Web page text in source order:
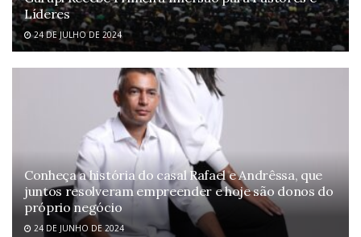
Líderes
24 DE JULHO DE 2024
Conheça a história do casal Rafael e Andrêssa, que
juntos resolveram empreender e hoje são donos do
próprio negócio
24 DE JUNHO DE 2024